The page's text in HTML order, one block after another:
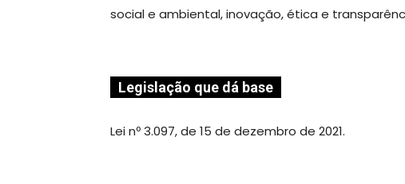
social e ambiental, inovação, ética e
Legislação que dá base
Lei nº 3.097, de 15 de dezembro de 2021.